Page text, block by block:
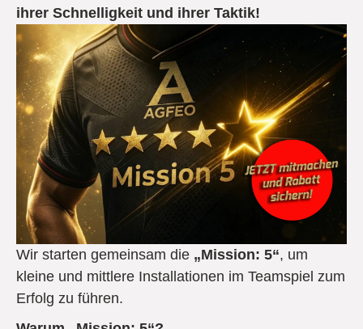
ihrer Schnelligkeit und ihrer Taktik!
Wir starten gemeinsam die „Mission: 5“, um
kleine und mittlere Installationen im Teamspiel zum
Erfolg zu führen.